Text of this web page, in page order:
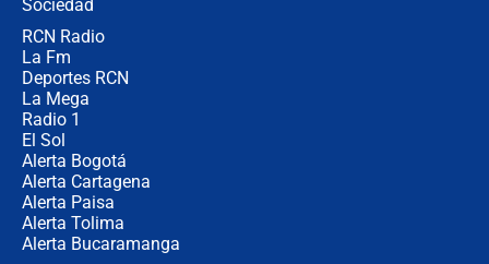
Sociedad
RCN Radio
La Fm
Deportes RCN
La Mega
Radio 1
El Sol
Alerta Bogotá
Alerta Cartagena
Alerta Paisa
Alerta Tolima
Alerta Bucaramanga